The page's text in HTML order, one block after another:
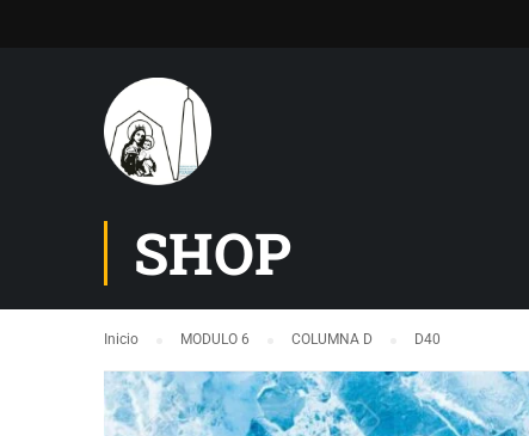
SHOP
Inicio MODULO 6 COLUMNA D D40